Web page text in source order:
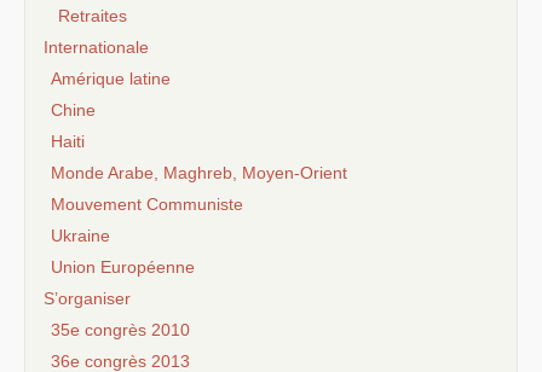
Retraites
Internationale
Amérique latine
Chine
Haiti
Monde Arabe, Maghreb, Moyen-Orient
Mouvement Communiste
Ukraine
Union Européenne
S’organiser
35e congrès 2010
36e congrès 2013